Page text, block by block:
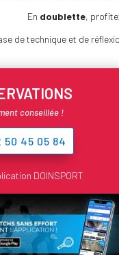
En doublette,
de technique et de
conseillée !
50 45 05 84
DOINSPORT